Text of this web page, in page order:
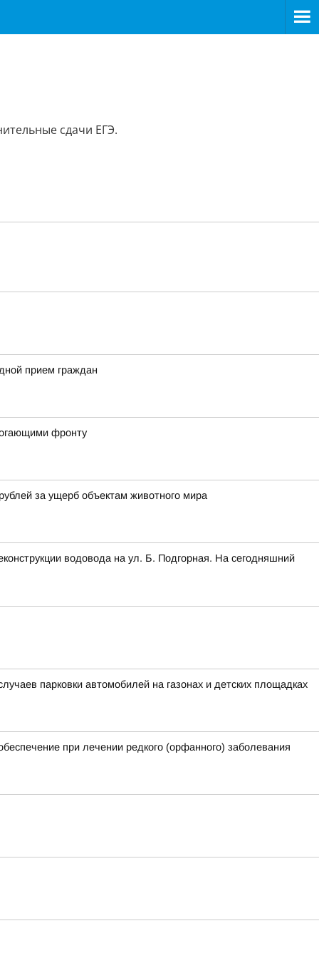
сдачи ЕГЭ.
прием граждан
фронту
за ущерб объектам животного мира
водовода на ул. Б. Подгорная. На сегодняшний
парковки автомобилей на газонах и детских площадках
при лечении редкого (орфанного) заболевания